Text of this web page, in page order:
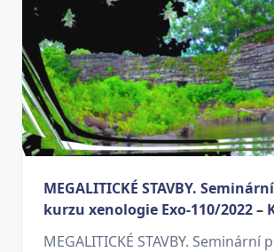
MEGALITICKÉ STAVBY.
kurzu xenologie Exo-110/2022 –
MEGALITICKÉ STAVBY. Seminární